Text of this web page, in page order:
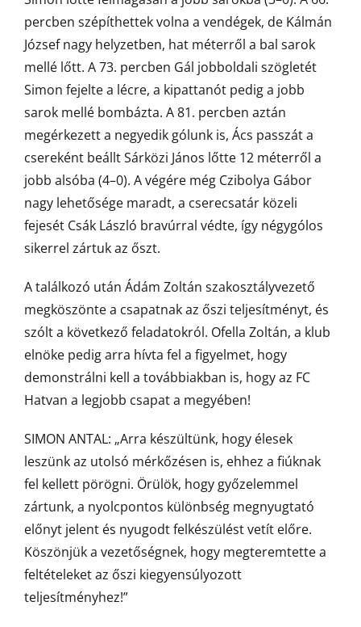
percben szépíthettek volna a vendégek, de Kálmán
József nagy helyzetben, hat méterről a bal sarok
mellé lőtt. A 73. percben Gál jobboldali szögletét
Simon fejelte a lécre, a kipattanót pedig a jobb
sarok mellé bombázta. A 81. percben aztán
megérkezett a negyedik gólunk is, Ács passzát a
csereként beállt Sárközi János lőtte 12 méterről a
jobb alsóba (4–0). A végére még Czibolya Gábor
nagy lehetősége maradt, a cserecsatár közeli
fejesét Csák László bravúrral védte, így négygólos
sikerrel zártuk az őszt.
A találkozó után Ádám Zoltán szakosztályvezető
megköszönte a csapatnak az őszi teljesítményt, és
szólt a következő feladatokról. Ofella Zoltán, a klub
elnöke pedig arra hívta fel a figyelmet, hogy
demonstrálni kell a továbbiakban is, hogy az FC
Hatvan a legjobb csapat a megyében!
SIMON ANTAL: „Arra készültünk, hogy élesek
leszünk az utolsó mérkőzésen is, ehhez a fiúknak
fel kellett pörögni. Örülök, hogy győzelemmel
zártunk, a nyolcpontos különbség megnyugtató
előnyt jelent és nyugodt felkészülést vetít előre.
Köszönjük a vezetőségnek, hogy megteremtette a
feltételeket az őszi kiegyensúlyozott
teljesítményhez!”